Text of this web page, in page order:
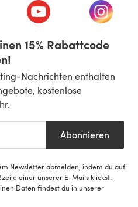
Tab)
sich in einem neuen Tab)
(öffnet sich in einem
(öffnet
15% Rabattcode
Nachrichten enthalten
kostenlose
Abonnieren
Newsletter abmelden, indem du auf
einer unserer E-Mails klickst.
Daten findest du in unserer